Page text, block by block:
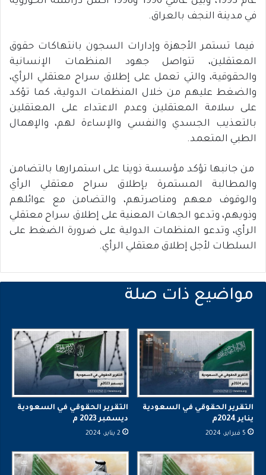
في مدينة النجف بالعراق.
فيما تستمر الأجهزة وإدارات السجون بانتهاكات حقوق
المعتقلين، تتواصل جهود المنظمات الإنسانية
والحقوقية، والتي تعمل على إطلاق سراح معتقلي الرأي،
والضغط عليهم من خلال المنظمات الدولية، كما تؤكد
على سلامة المعتقلين وعدم الاعتداء على المعتقلين
بالتعذيب الجسدي والنفسي والإساءة لهم، والإهمال
الطبي المتعمد.
من جانبها تؤكد مؤسسة ذوينا على استمرارها بالتضامن
والمطالبة المستمرة بإطلاق سراح معتقلي الرأي
والوقوف معهم ومناصرتهم، والتضامن مع عوائلهم
وذويهم، وتدعو الجهات المعنية على إطلاق سراح معتقلي
الرأي، وتدعو المنظمات الدولية على ضرورة الضغط على
السلطات لأجل إطلاق معتقلي الرأي.
التقرير الحقوقي في السعودية
يناير 2024م
5 فبراير، 2024
التقرير الحقوقي في السعودية
ديسمبر 2023 م
2 يناير، 2024